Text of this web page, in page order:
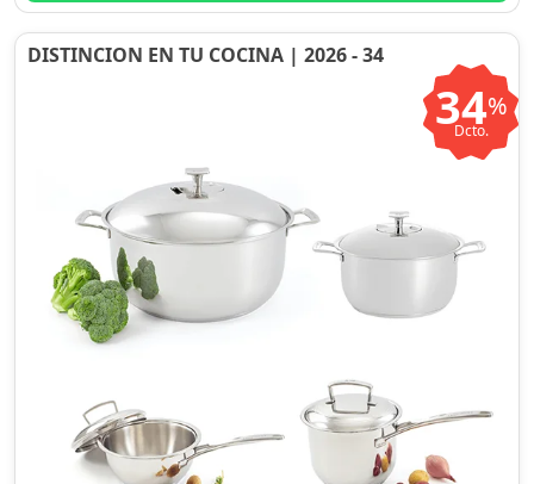
DISTINCION EN TU COCINA | 2026 - 34
34%
Dcto.